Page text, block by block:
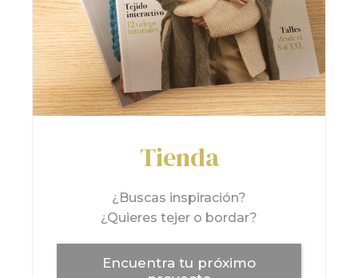
Tienda
¿Buscas inspiración?
¿Quieres tejer o bordar?
Encuentra tu próximo